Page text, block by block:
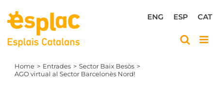
content
CAT
ESP
ENG
Home Entrades
Sector Baix Besòs
AGO virtual al Sector Barcelonès Nord!